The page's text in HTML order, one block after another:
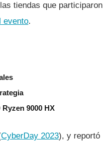
tiendas que participaron
evento.
9000 HX
CyberDay 2023), y reportó